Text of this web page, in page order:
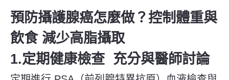
預防攝護腺癌怎麼做？控制體重與
飲食 減少高脂攝取
1.定期健康檢查 充分與醫師討論